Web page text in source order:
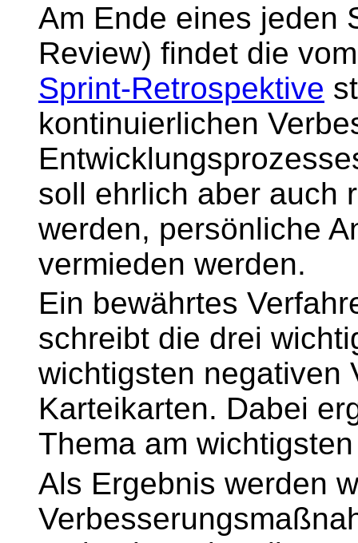
Am Ende eines jeden
Review) findet die
Sprint-Retrospektive
kontinuierlichen
soll ehrlich aber auch
werden, persönliche
vermieden werden.
Ein bewährtes
schreibt die drei
wichtigsten negativen
Karteikarten. Dabei
Thema am
Als Ergebnis werden